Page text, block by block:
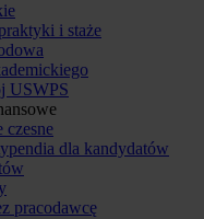
i staże
USWPS
czesne
dla kandydatów
pracodawcę